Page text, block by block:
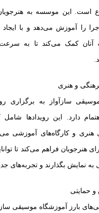
است. این موسسه به
را آموزش می‌دهد و با
آنان کمک می‌کند تا به
و هنری
سازآواز به برگزاری
دارد. این رویدادها
هنری و کارگاه‌های آموزشی
هنرجویان فراهم می‌کند تا
به نمایش بگذارند و تجربه‌های
و حمایتی
بارز آموزشگاه موسیقی